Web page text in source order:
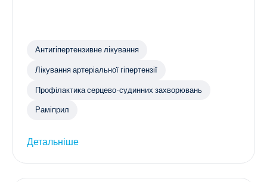
Антигіпертензивне лікування
Лікування артеріальної гіпертензії
Профілактика серцево-судинних захворювань
Раміприл
Детальніше